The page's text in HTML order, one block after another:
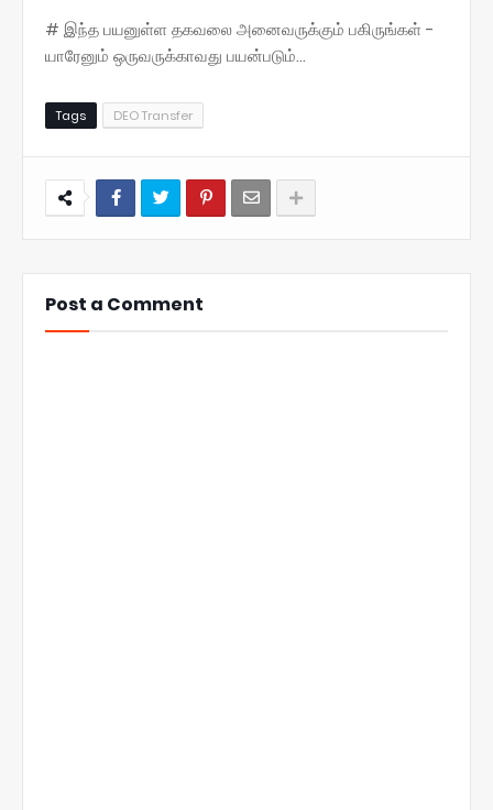
# இந்த பயனுள்ள தகவலை அனைவருக்கும் பகிருங்கள் -
யாரேனும் ஒருவருக்காவது பயன்படும்...
Tags DEO Transfer
Post a Comment